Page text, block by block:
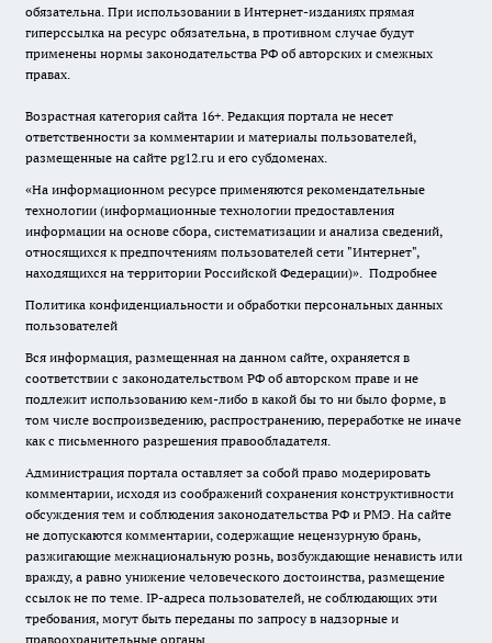
обязательна. При использовании в Интернет-изданиях прямая
гиперссылка на ресурс обязательна, в противном случае будут
применены нормы законодательства РФ об авторских и смежных
правах.
Возрастная категория сайта 16+. Редакция портала не несет
ответственности за комментарии и материалы пользователей,
размещенные на сайте pg12.ru и его субдоменах.
«На информационном ресурсе применяются рекомендательные
технологии (информационные технологии предоставления
информации на основе сбора, систематизации и анализа сведений,
относящихся к предпочтениям пользователей сети "Интернет",
находящихся на территории Российской Федерации)». Подробнее
Политика конфиденциальности и обработки персональных данных
пользователей
Вся информация, размещенная на данном сайте, охраняется в
соответствии с законодательством РФ об авторском праве и не
подлежит использованию кем-либо в какой бы то ни было форме, в
том числе воспроизведению, распространению, переработке не иначе
как с письменного разрешения правообладателя.
Администрация портала оставляет за собой право модерировать
комментарии, исходя из соображений сохранения конструктивности
обсуждения тем и соблюдения законодательства РФ и РМЭ. На сайте
не допускаются комментарии, содержащие нецензурную брань,
разжигающие межнациональную рознь, возбуждающие ненависть или
вражду, а равно унижение человеческого достоинства, размещение
ссылок не по теме. IP-адреса пользователей, не соблюдающих эти
требования, могут быть переданы по запросу в надзорные и
правоохранительные органы.